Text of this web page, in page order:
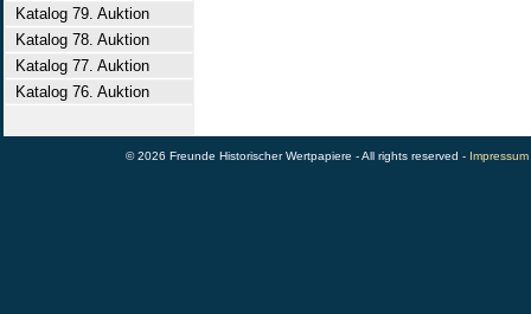
Katalog 79. Auktion
Katalog 78. Auktion
Katalog 77. Auktion
Katalog 76. Auktion
© 2026 Freunde Historischer Wertpapiere - All rights reserved - Impressum